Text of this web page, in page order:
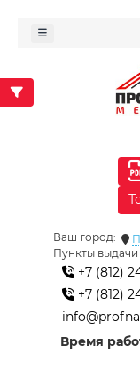
Ваш город:
Пункты
+7 (812)
+7 (812)
Время